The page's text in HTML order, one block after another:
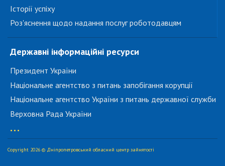
Історії успіху
Роз'яснення щодо надання послуг роботодавцям
Державні інформаційні ресурси
Президент України
Національне агентство з питань запобігання корупції
Національне агентство України з питань державної служби
Верховна Рада України
...
Copyright 2026 © Дніпропетровський обласний центр зайнятості